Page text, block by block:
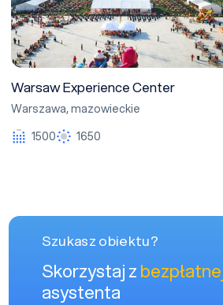
Warsaw Experience Center
Warszawa,mazowieckie
1500
1650
Szukasz obiektu?
Skorzystaj z
asystenta